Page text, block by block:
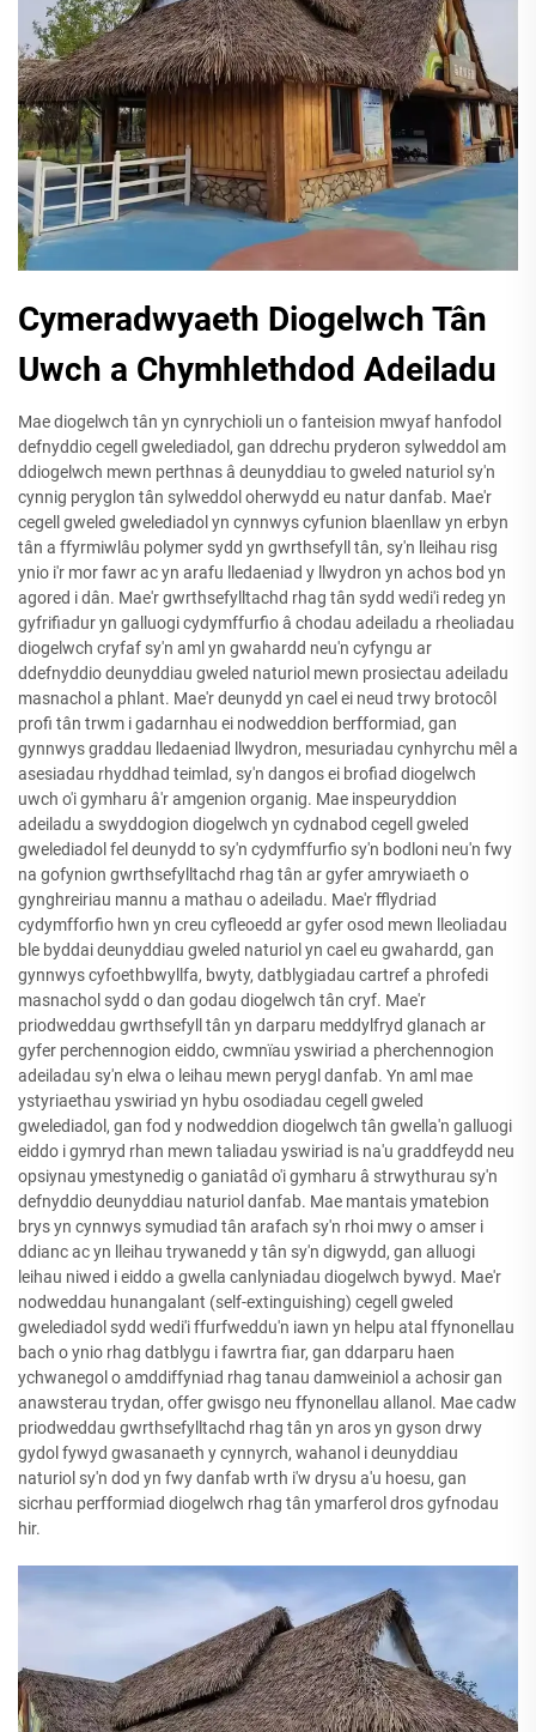
Cymeradwyaeth Diogelwch Tân
Uwch a Chymhlethdod Adeiladu
Mae diogelwch tân yn cynrychioli un o fanteision mwyaf hanfodol
defnyddio cegell gwelediadol, gan ddrechu pryderon sylweddol am
ddiogelwch mewn perthnas â deunyddiau to gweled naturiol sy'n
cynnig peryglon tân sylweddol oherwydd eu natur danfab. Mae'r
cegell gweled gwelediadol yn cynnwys cyfunion blaenllaw yn erbyn
tân a ffyrmiwlâu polymer sydd yn gwrthsefyll tân, sy'n lleihau risg
ynio i'r mor fawr ac yn arafu lledaeniad y llwydron yn achos bod yn
agored i dân. Mae'r gwrthsefylltachd rhag tân sydd wedi'i redeg yn
gyfrifiadur yn galluogi cydymffurfio â chodau adeiladu a rheoliadau
diogelwch cryfaf sy'n aml yn gwahardd neu'n cyfyngu ar
ddefnyddio deunyddiau gweled naturiol mewn prosiectau adeiladu
masnachol a phlant. Mae'r deunydd yn cael ei neud trwy brotocôl
profi tân trwm i gadarnhau ei nodweddion berfformiad, gan
gynnwys graddau lledaeniad llwydron, mesuriadau cynhyrchu mêl a
asesiadau rhyddhad teimlad, sy'n dangos ei brofiad diogelwch
uwch o'i gymharu â'r amgenion organig. Mae inspeuryddion
adeiladu a swyddogion diogelwch yn cydnabod cegell gweled
gwelediadol fel deunydd to sy'n cydymffurfio sy'n bodloni neu'n fwy
na gofynion gwrthsefylltachd rhag tân ar gyfer amrywiaeth o
gynghreiriau mannu a mathau o adeiladu. Mae'r fflydriad
cydymfforfio hwn yn creu cyfleoedd ar gyfer osod mewn lleoliadau
ble byddai deunyddiau gweled naturiol yn cael eu gwahardd, gan
gynnwys cyfoethbwyllfa, bwyty, datblygiadau cartref a phrofedi
masnachol sydd o dan godau diogelwch tân cryf. Mae'r
priodweddau gwrthsefyll tân yn darparu meddylfryd glanach ar
gyfer perchennogion eiddo, cwmnïau yswiriad a pherchennogion
adeiladau sy'n elwa o leihau mewn perygl danfab. Yn aml mae
ystyriaethau yswiriad yn hybu osodiadau cegell gweled
gwelediadol, gan fod y nodweddion diogelwch tân gwella'n galluogi
eiddo i gymryd rhan mewn taliadau yswiriad is na'u graddfeydd neu
opsiynau ymestynedig o ganiatâd o'i gymharu â strwythurau sy'n
defnyddio deunyddiau naturiol danfab. Mae mantais ymatebion
brys yn cynnwys symudiad tân arafach sy'n rhoi mwy o amser i
ddianc ac yn lleihau trywanedd y tân sy'n digwydd, gan alluogi
leihau niwed i eiddo a gwella canlyniadau diogelwch bywyd. Mae'r
nodweddau hunangalant (self-extinguishing) cegell gweled
gwelediadol sydd wedi'i ffurfweddu'n iawn yn helpu atal ffynonellau
bach o ynio rhag datblygu i fawrtra fiar, gan ddarparu haen
ychwanegol o amddiffyniad rhag tanau damweiniol a achosir gan
anawsterau trydan, offer gwisgo neu ffynonellau allanol. Mae cadw
priodweddau gwrthsefylltachd rhag tân yn aros yn gyson drwy
gydol fywyd gwasanaeth y cynnyrch, wahanol i deunyddiau
naturiol sy'n dod yn fwy danfab wrth i'w drysu a'u hoesu, gan
sicrhau perfformiad diogelwch rhag tân ymarferol dros gyfnodau
hir.